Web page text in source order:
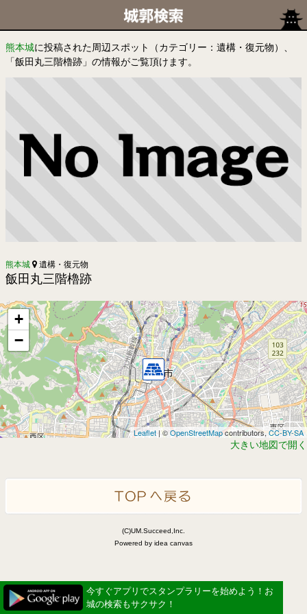
熊本城に投稿された周辺スポット（カテゴリー：遺構・復元物）、
「飯田丸三階櫓跡」の情報がご覧頂けます。
熊本城 遺構・復元物
飯田丸三階櫓跡
+
−
Leaflet| ©OpenStreetMapcontributors,CC-BY-SA
大きい地図で開く
(C)UM.Succeed,Inc.
Powered by idea canvas
今すぐアプリでスタンプラリーを始めよう！お
城の検索もサクサク！